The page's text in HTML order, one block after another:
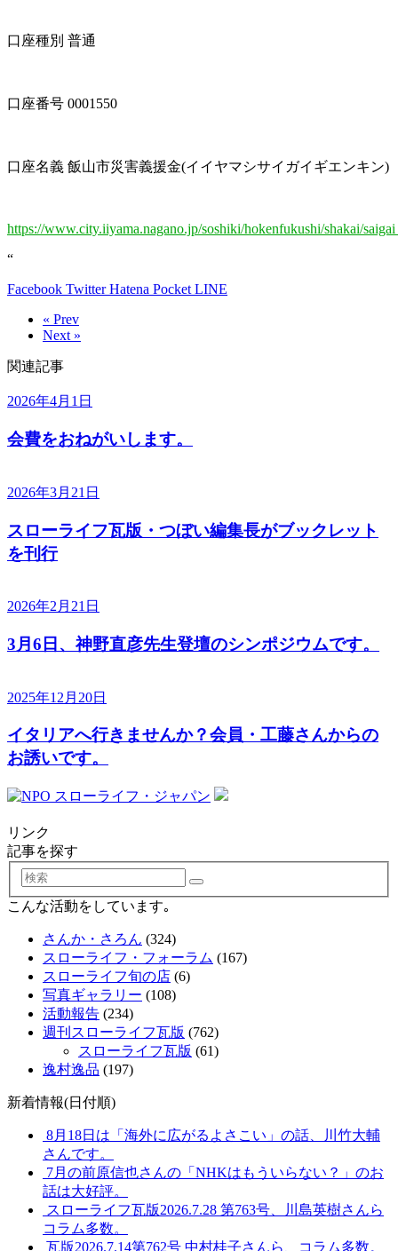
口座種別 普通
口座番号 0001550
口座名義 飯山市災害義援金(イイヤマシサイガイギエンキン)
https://www.city.iiyama.nagano.jp/soshiki/hokenfukushi/shakai/
“
Facebook TwitterHatena Pocket LINE
« Prev
Next »
関連記事
2026年4月1日
会費をおねがいします。
2026年3月21日
スローライフ瓦版・つぼい編集長がブックレット
を刊行
2026年2月21日
3月6日、神野直彦先生登壇のシンポジウムです。
2025年12月20日
イタリアへ行きませんか？会員・工藤さんからの
お誘いです。
リンク
記事を探す
検
索
こんな活動をしています｡
さんか・さろん (324)
スローライフ・フォーラム (167)
スローライフ旬の店 (6)
写真ギャラリー (108)
活動報告 (234)
週刊スローライフ瓦版 (762)
スローライフ瓦版 (61)
逸村逸品 (197)
新着情報(日付順)
8月18日は「海外に広がるよさこい」の話、川竹大輔
さんです。
7月の前原信也さんの「NHKはもういらない？」のお
話は大好評。
スローライフ瓦版2026.7.28 第763号、川島英樹さんら
コラム多数。
瓦版2026.7.14第762号 中村桂子さんら、コラム多数。